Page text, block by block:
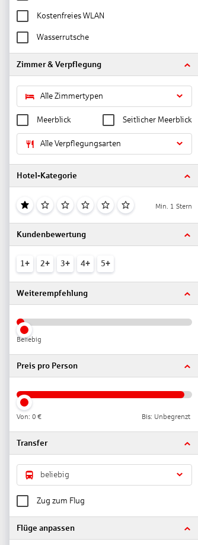
Kostenfreies WLAN
Wasserrutsche
Zimmer & Verpflegung
Alle Zimmertypen
Meerblick Seitlicher Meerblick
Alle Verpflegungsarten
Hotel-Kategorie
Min. 1 Stern
Kundenbewertung
1+ 2+ 3+ 4+ 5+
Weiterempfehlung
Beliebig
Preis pro Person
Von: 0 € Bis: Unbegrenzt
Transfer
beliebig
Zug zum Flug
Flüge anpassen